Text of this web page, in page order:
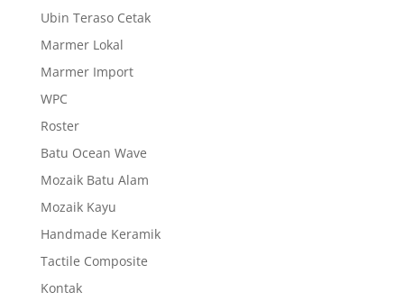
Ubin Teraso Cetak
Marmer Lokal
Marmer Import
WPC
Roster
Batu Ocean Wave
Mozaik Batu Alam
Mozaik Kayu
Handmade Keramik
Tactile Composite
Kontak